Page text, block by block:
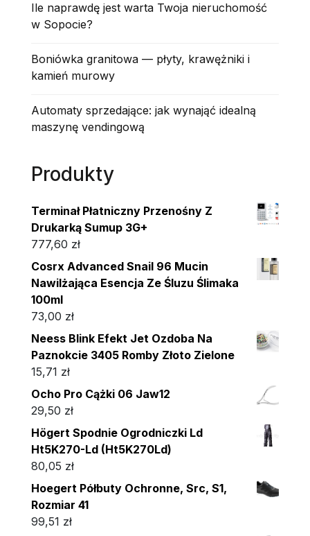
Ile naprawdę jest warta Twoja nieruchomość
w Sopocie?
Boniówka granitowa — płyty, krawężniki i
kamień murowy
Automaty sprzedające: jak wynająć idealną
maszynę vendingową
Produkty
Terminał Płatniczny Przenośny Z
Drukarką Sumup 3G+
777,60 zł
Cosrx Advanced Snail 96 Mucin
Nawilżająca Esencja Ze Śluzu Ślimaka
100ml
73,00 zł
Neess Blink Efekt Jet Ozdoba Na
Paznokcie 3405 Romby Złoto Zielone
15,71 zł
Ocho Pro Cążki 06 Jaw12
29,50 zł
Högert Spodnie Ogrodniczki Ld
Ht5K270-Ld (Ht5K270Ld)
80,05 zł
Hoegert Półbuty Ochronne, Src, S1,
Rozmiar 41
99,51 zł